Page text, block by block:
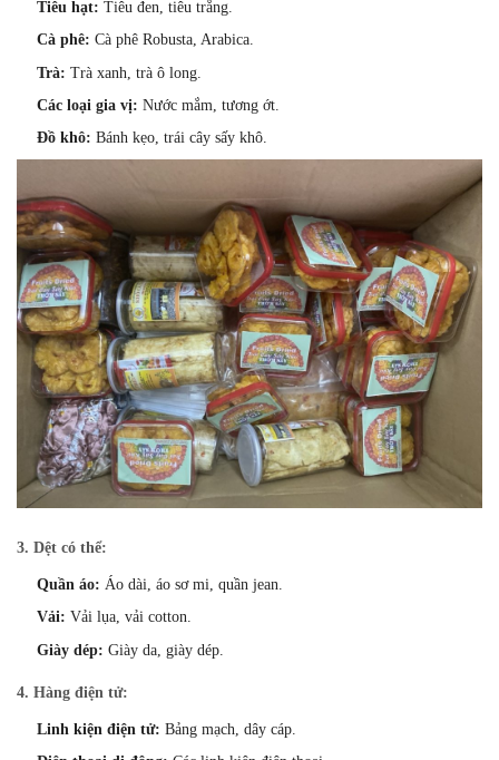
Tiêu hạt:Tiêu đen,tiêu trắng.
Cà phê:Cà phê Robusta,Arabica.
Trà:Trà xanh,trà ô long.
Các loại gia vị:Nước mắm,tương ớt.
Đồ khô:Bánh kẹo,trái cây sấy khô.
3. Dệt có thể:
Quần áo: Áo dài,áo sơ mi,quần jean.
Vải:Vải lụa,vải cotton.
Giày dép:Giày da,giày dép.
4. Hàng điện tử:
Linh kiện điện tử:Bảng mạch,dây cáp.